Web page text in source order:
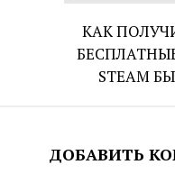
КАК
STEAM
ДОБАВИТЬ